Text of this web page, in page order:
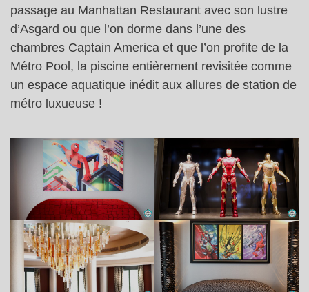
passage au Manhattan Restaurant avec son lustre
d’Asgard ou que l’on dorme dans l’une des
chambres Captain America et que l’on profite de la
Métro Pool, la piscine entièrement revisitée comme
un espace aquatique inédit aux allures de station de
métro luxueuse !